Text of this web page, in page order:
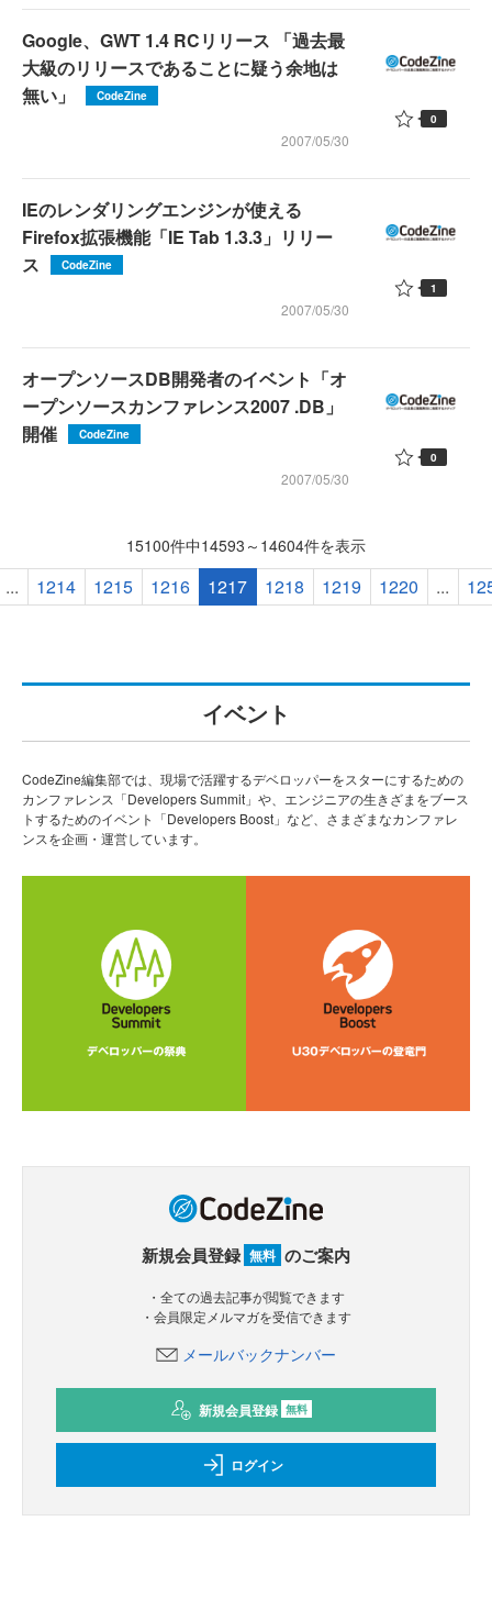
Google、GWT 1.4 RCリリース 「過去最
大級のリリースであることに疑う余地は
無い」
CodeZine
2007/05/30
0
IEのレンダリングエンジンが使える
Firefox拡張機能「IE Tab 1.3.3」リリー
ス
CodeZine
2007/05/30
1
オープンソースDB開発者のイベント「オ
ープンソースカンファレンス2007 .DB」
開催
CodeZine
2007/05/30
0
15100件中14593～14604件を表示
... 1214 1215 1216 1217 1218 1219 1220 ...
イベント
CodeZine編集部では、現場で活躍するデベロッパーをスターにするための
カンファレンス「Developers Summit」や、エンジニアの生きざまをブース
トするためのイベント「Developers Boost」など、さまざまなカンファレ
ンスを企画・運営しています。
新規会員登録 無料 のご案内
・全ての過去記事が閲覧できます
・会員限定メルマガを受信できます
メールバックナンバー
新規会員登録 無料
ログイン